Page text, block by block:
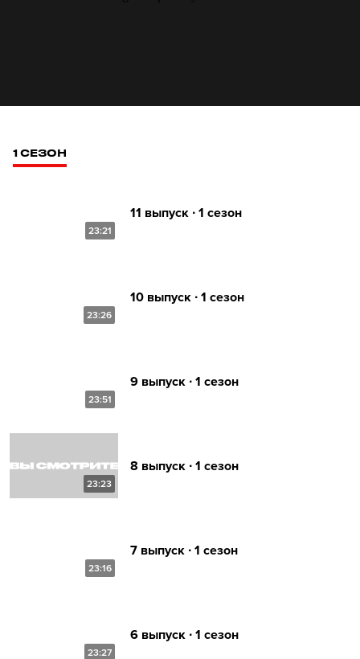
1 СЕЗОН
23:21
11 выпуск ∙ 1 сезон
23:26
10 выпуск ∙ 1 сезон
23:51
9 выпуск ∙ 1 сезон
23:23
8 выпуск ∙ 1 сезон
23:16
7 выпуск ∙ 1 сезон
23:27
6 выпуск ∙ 1 сезон